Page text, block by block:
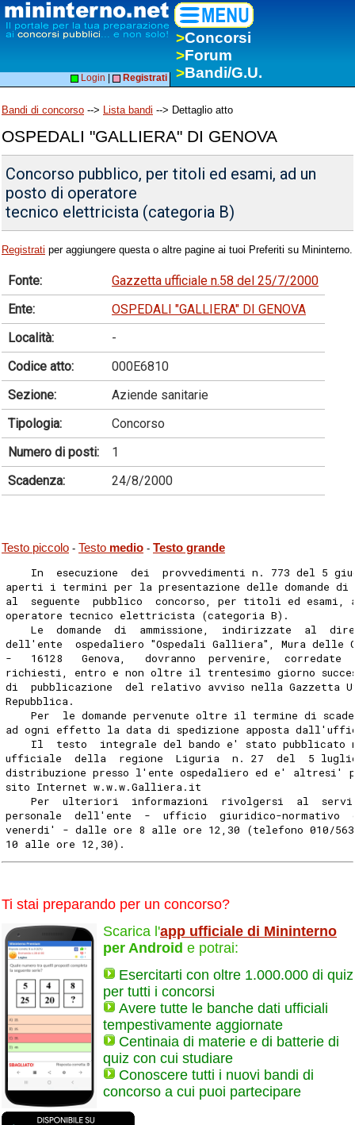
>Concorsi
>Forum
>Bandi/G.U.
Login Registrati
Bandi di concorso --> Lista bandi --> Dettaglio atto
OSPEDALI "GALLIERA" DI GENOVA
Concorso pubblico, per titoli ed esami, ad un
posto di operatore
tecnico elettricista (categoria B)
Registrati per aggiungere questa o altre pagine ai tuoi Preferiti su Mininterno.
Fonte:
Gazzetta ufficiale n.58 del 25/7/2000
Ente:
OSPEDALI "GALLIERA" DI GENOVA
Località:
-
Codice atto:
000E6810
Sezione:
Aziende sanitarie
Tipologia:
Concorso
Numero di posti:
1
Scadenza:
24/8/2000
Testo piccolo - Testo medio - Testo grande
In  esecuzione  dei  provvedimenti n. 773 del 5
aperti i termini per la presentazione delle domande di
al  seguente  pubblico  concorso, per titoli ed esami,
operatore tecnico elettricista (categoria B).
Le  domande  di  ammissione,  indirizzate  al
dell'ente  ospedaliero "Ospedali Galliera", Mura delle
-   16128   Genova,   dovranno  pervenire,  corredate
richiesti, entro e non oltre il trentesimo giorno
di  pubblicazione  del relativo avviso nella Gazzetta
Repubblica.
Per  le domande pervenute oltre il termine di
ad ogni effetto la data di spedizione apposta
Il  testo  integrale del bando e' stato pubblicato
ufficiale  della  regione  Liguria  n. 27  del  5
distribuzione presso l'ente ospedaliero ed e' altresi'
sito Internet w.w.w.Galliera.it
Per  ulteriori  informazioni  rivolgersi  al
personale  dell'ente  -  ufficio  giuridico-normativo
venerdi' - dalle ore 8 alle ore 12,30 (telefono 010/
10 alle ore 12,30).
Ti stai preparando per un concorso?
Scarica l'app ufficiale di Mininterno
per Android e potrai:
Esercitarti con oltre 1.000.000 di quiz
per tutti i concorsi
Avere tutte le banche dati ufficiali
tempestivamente aggiornate
Centinaia di materie e di batterie di
quiz con cui studiare
Conoscere tutti i nuovi bandi di
concorso a cui puoi partecipare